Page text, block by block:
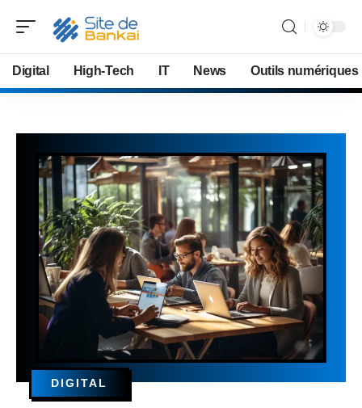
Digital High-Tech IT News Outils numériques
DIGITAL